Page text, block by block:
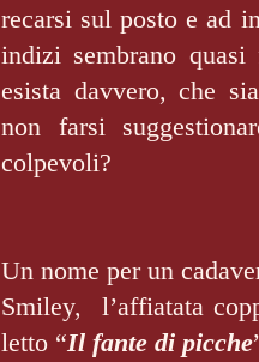
recarsi sul posto e ad
indizi sembrano
esista davvero, che
non farsi
colpevoli?
Un nome per un
Smiley, l’affiatata
letto “Il fante di picche